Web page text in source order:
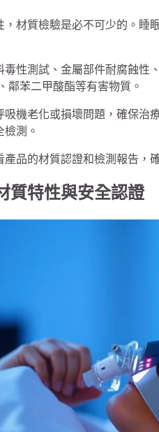
材質檢驗是必不可少的。睡
性測試、金屬部件耐腐蝕
鄰苯二甲酸酯等有害物質。
機老化或損壞問題，確保
測。
品的材質認證和檢測報告，
質特性與安全認證